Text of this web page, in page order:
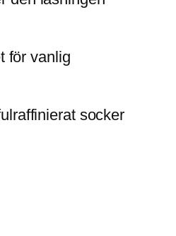
för vanlig
socker